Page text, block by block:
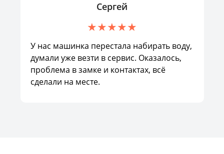
Сергей
У нас машинка перестала набирать воду,
думали уже везти в сервис. Оказалось,
проблема в замке и контактах, всё
сделали на месте.